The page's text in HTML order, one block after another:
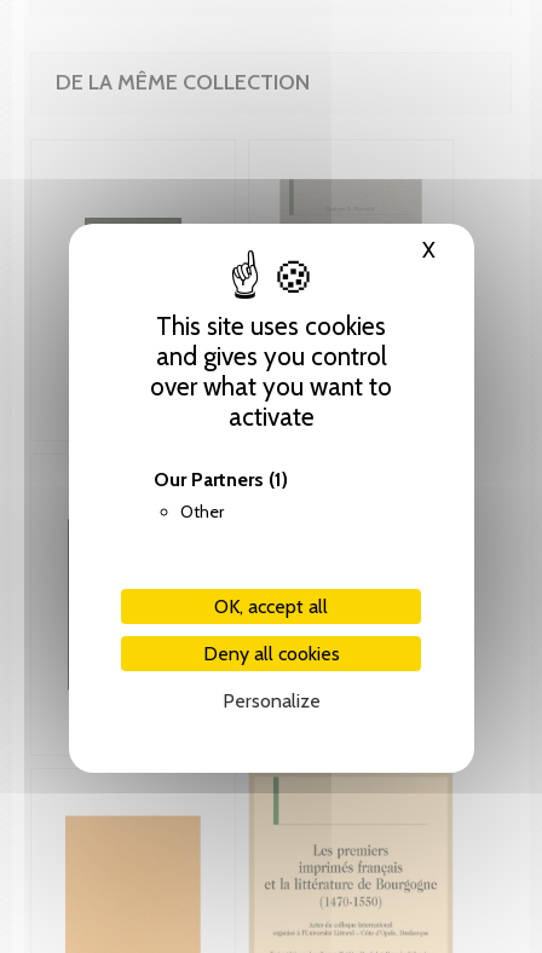
This site uses cookies
and gives you control
over what you want to
activate
Our Partners (1)
Other
OK, accept all
Deny all cookies
Personalize
XHide
DE LA MÊME COLLECTION